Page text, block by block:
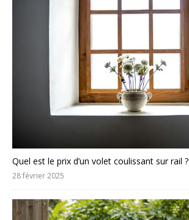
Quel est le prix d’un volet coulissant sur rail ?
28 février 2025